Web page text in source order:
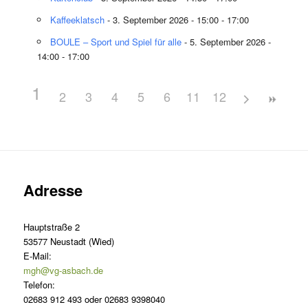
Kaffeeklatsch- 3. September 2026 - 15:00 - 17:00
BOULE – Sport und Spiel für alle- 5. September 2026 -
14:00 - 17:00
1 2 3 4 5 6 7 8 9 10
11 12
Adresse
Hauptstraße 2
53577 Neustadt (Wied)
E-Mail:
mgh@vg-asbach.de
Telefon:
02683 912 493 oder 02683 9398040